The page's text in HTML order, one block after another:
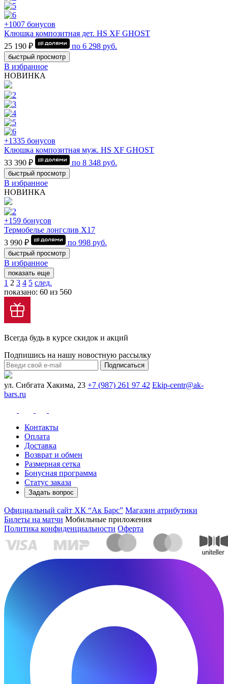
+1007 бонусов
Клюшка композитная дет. HS XF GHOST
25 190 ₽
по 6 298 руб.
быстрый просмотр
В избранное
НОВИНКА
+1335 бонусов
Клюшка композитная муж. HS XF GHOST
33 390 ₽
по 8 348 руб.
быстрый просмотр
В избранное
НОВИНКА
+159 бонусов
Термобелье лонгслив Х17
3 990 ₽
по 998 руб.
быстрый просмотр
В избранное
показать еще
1 2 3 4 5 след.
показано: 60 из 560
Всегда будь в курсе скидок и акций
Подпишись на нашу новостную рассылку
Подписаться
ул. Сибгата Хакима, 23 +7 (987) 261 97 42 Ekip-centr@ak-
bars.ru
Контакты
Оплата
Доставка
Возврат и обмен
Размерная сетка
Бонусная программа
Статус заказа
Задать вопрос
Официальный сайт ХК “Ак Барс” Магазин атрибутики
Билеты на матчи Мобильные приложения
Политика конфиденциальности Оферта